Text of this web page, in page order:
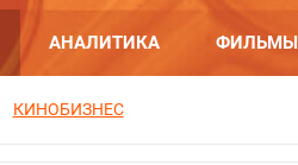
АНАЛИТИКА ФИЛЬМЫ
КИНОБИЗНЕС